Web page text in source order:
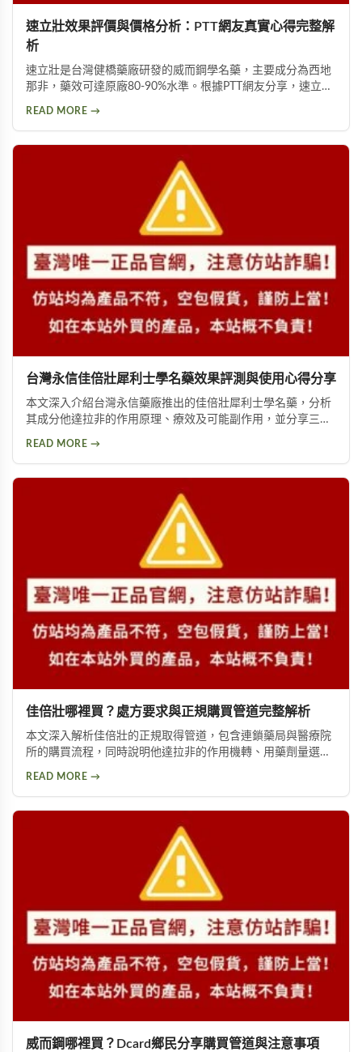
速立壯效果評價與價格分析：PTT網友真實心得完整解
析
速立壯是台灣健橋藥廠研發的威而鋼學名藥，主要成分為西地
那非，藥效可達原廠80-90%水準。根據PTT網友分享，速立壯
READ MORE →
台灣永信佳倍壯犀利士學名藥效果評測與使用心得分享
本文深入介紹台灣永信藥廠推出的佳倍壯犀利士學名藥，分析
其成分他達拉非的作用原理、療效及可能副作用，並分享三位
READ MORE →
佳倍壯哪裡買？處方要求與正規購買管道完整解析
本文深入解析佳倍壯的正規取得管道，包含連鎖藥局與醫療院
所的購買流程，同時說明他達拉非的作用機轉、用藥劑量選
READ MORE →
威而鋼哪裡買？Dcard鄉民分享購買管道與注意事項